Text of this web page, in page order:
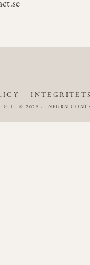
© 2026 - INFURN